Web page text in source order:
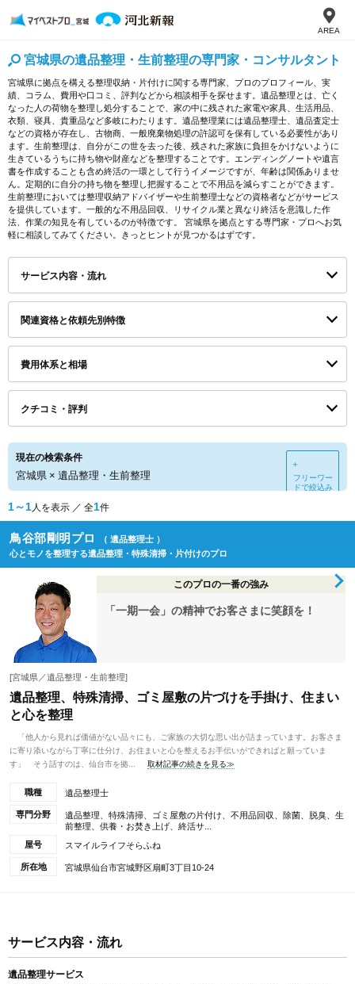
AREA
宮城県の遺品整理・生前整理の専門家・コンサルタント
宮城県に拠点を構える整理収納・片付けに関する専門家、プロのプロフィール、実
績、コラム、費用や口コミ、評判などから相談相手を探せます。遺品整理とは、亡く
なった人の荷物を整理し処分することで、家の中に残された家電や家具、生活用品、
衣類、寝具、貴重品など多岐にわたります。遺品整理業には遺品整理士、遺品査定士
などの資格が存在し、古物商、一般廃棄物処理の許認可を保有している必要性があり
ます。生前整理は、自分がこの世を去った後、残された家族に負担をかけないように
生きているうちに持ち物や財産などを整理することです。エンディングノートや遺言
書を作成することも含め終活の一環として行うイメージですが、年齢は関係ありませ
ん。定期的に自分の持ち物を整理し把握することで不用品を減らすことができます。
生前整理においては整理収納アドバイザーや生前整理士などの資格者などがサービス
を提供しています。一般的な不用品回収、リサイクル業と異なり終活を意識した作
法、作業の知見を有しているのが特徴です。 宮城県を拠点とする専門家・プロへお気
軽に相談してみてください。きっとヒントが見つかるはずです。
サービス内容・流れ
関連資格と依頼先別特徴
費用体系と相場
クチコミ・評判
現在の検索条件
宮城県 × 遺品整理・生前整理
＋
フリーワー
ドで絞込み
1～1人を表示 ／ 全1件
鳥谷部剛明プロ
（ 遺品整理士 ）
心とモノを整理する遺品整理・特殊清掃・片付けのプロ
このプロの一番の強み
「一期一会」の精神でお客さまに笑顔を！
[宮城県／遺品整理・生前整理]
遺品整理、特殊清掃、ゴミ屋敷の片づけを手掛け、住まい
と心を整理
「他人から見れば価値がない品々にも、ご家族の大切な思い出が詰まっています。お客さま
に寄り添いながら丁寧に仕分け、お住まいと心を整えるお手伝いができればと願っていま
す」 そう話すのは、仙台市を拠...
取材記事の続きを見る≫
職種 遺品整理士
専門分野
遺品整理、特殊清掃、ゴミ屋敷の片付け、不用品回収、除菌、脱臭、生
前整理、供養・お焚き上げ、終活サ...
屋号
スマイルライフそらふね
所在地 宮城県仙台市宮城野区扇町3丁目10-24
サービス内容・流れ
遺品整理サービス